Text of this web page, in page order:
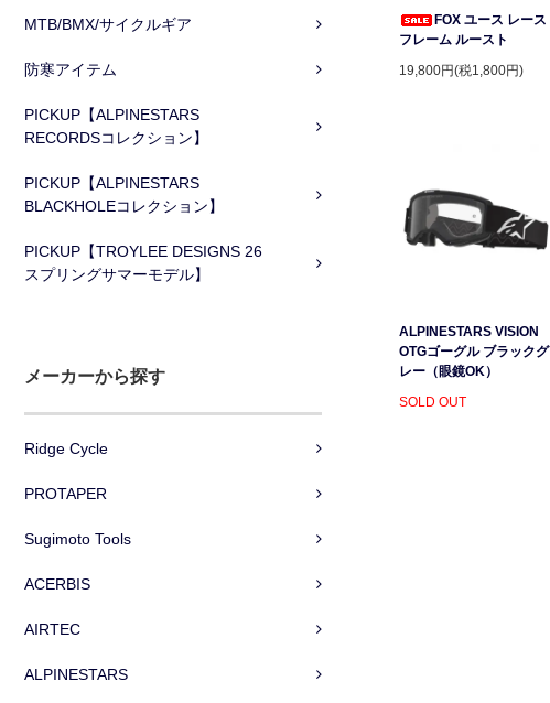
MTB/BMX/サイクルギア
防寒アイテム
PICKUP【ALPINESTARS
RECORDSコレクション】
PICKUP【ALPINESTARS
BLACKHOLEコレクション】
PICKUP【TROYLEE DESIGNS 26
スプリングサマーモデル】
メーカーから探す
Ridge Cycle
PROTAPER
Sugimoto Tools
ACERBIS
AIRTEC
ALPINESTARS
FOX ユース レース
フレーム ルースト
19,800円(税1,800円)
ALPINESTARS VISION
OTGゴーグル ブラックグ
レー（眼鏡OK）
SOLD OUT